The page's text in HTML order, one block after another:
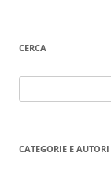
CERCA
per:
CATEGORIE E AUTORI